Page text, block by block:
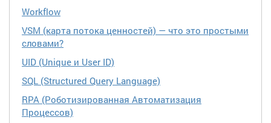
Workflow
VSM (карта потока ценностей) — что это простыми
словами?
UID (Unique и User ID)
SQL (Structured Query Language)
RPA (Роботизированная Автоматизация
Процессов)